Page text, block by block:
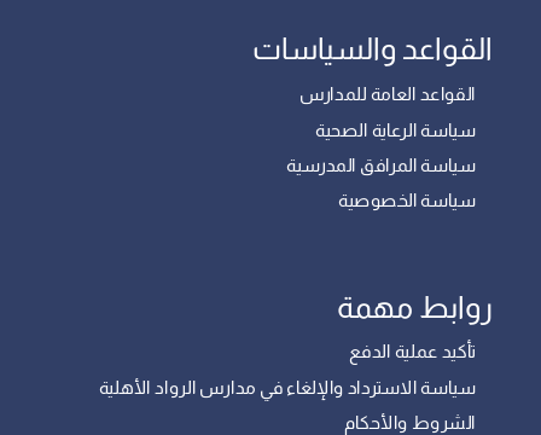
القواعد والسياسات
القواعد العامة للمدارس
سياسة الرعاية الصحية
سياسة المرافق المدرسية
سياسة الخصوصية
روابط مهمة
تأكيد عملية الدفع
سياسة الاسترداد والإلغاء في مدارس الرواد الأهلية
الشروط والأحكام